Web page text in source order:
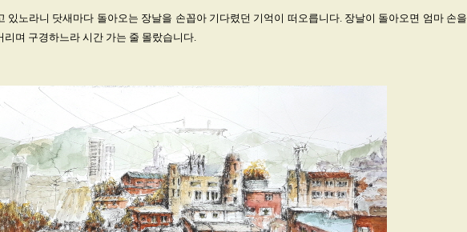
있노라니 닷새마다 돌아오는 장날을 손꼽아 기다렸던 기억이 떠오릅니다. 장날이 돌아오면 엄마 손을
리며 구경하느라 시간 가는 줄 몰랐습니다.